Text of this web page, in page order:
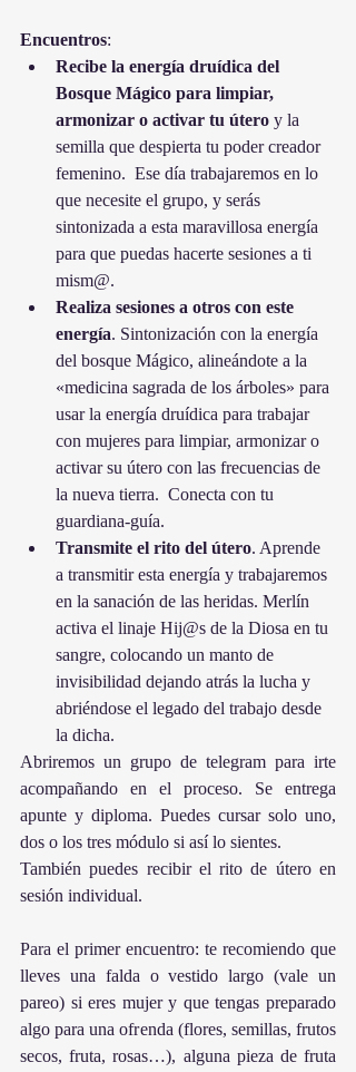
Encuentros:
Recibe la energía druídica del
Bosque Mágico para limpiar,
armonizar o activar tu útero y la
semilla que despierta tu poder creador
femenino.  Ese día trabajaremos en lo
que necesite el grupo, y serás
sintonizada a esta maravillosa energía
para que puedas hacerte sesiones a ti
mism@.
Realiza sesiones a otros con este
energía. Sintonización con la energía
del bosque Mágico, alineándote a la
«medicina sagrada de los árboles» para
usar la energía druídica para trabajar
con mujeres para limpiar, armonizar o
activar su útero con las frecuencias de
la nueva tierra.  Conecta con tu
guardiana-guía.
Transmite el rito del útero. Aprende
a transmitir esta energía y trabajaremos
en la sanación de las heridas. Merlín
activa el linaje Hij@s de la Diosa en tu
sangre, colocando un manto de
invisibilidad dejando atrás la lucha y
abriéndose el legado del trabajo desde
la dicha.
Abriremos un grupo de telegram para irte
acompañando en el proceso. Se entrega
apunte y diploma. Puedes cursar solo uno,
dos o los tres módulo si así lo sientes.
También puedes recibir el rito de útero en
sesión individual.
Para el primer encuentro: te recomiendo que
lleves una falda o vestido largo (vale un
pareo) si eres mujer y que tengas preparado
algo para una ofrenda (flores, semillas, frutos
secos, fruta, rosas…), alguna pieza de fruta